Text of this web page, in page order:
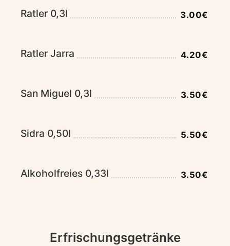
Ratler 0,3l 3.00€
Ratler Jarra 4.20€
San Miguel 0,3l 3.50€
Sidra 0,50l 5.50€
Alkoholfreies 0,33l 3.50€
Erfrischungsgetränke